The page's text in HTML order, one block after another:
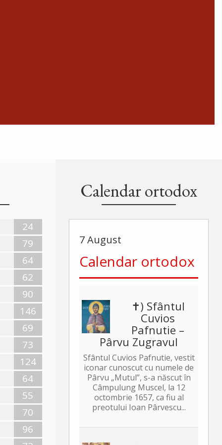
24
79
64
62
90
146
69
73
124
64
55
70
96
Calendar ortodox
7 August
Calendar ortodox
✝) Sfântul
Cuvios
Pafnutie –
Pârvu Zugravul
Sfântul Cuvios Pafnutie, vestit
iconar cunoscut cu numele de
Pârvu „Mutul”, s-a născut în
Câmpulung Muscel, la 12
octombrie 1657, ca fiu al
preotului Ioan Pârvescu...